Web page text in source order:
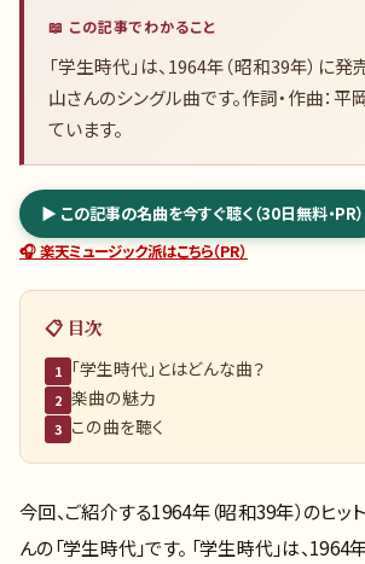
📖 この記事でわかること
「学生時代」は、1964年（昭和39年）に
山さんのシングル曲です。作詞・作曲：平
ています。
▶ この記事の名曲を今すぐ聴く（30日無料・PR）
🎧 楽天ミュージック派はこちら（PR）
📋 目次
1 「学生時代」とはどんな曲？
2 楽曲の魅力
3 この曲を聴く
今回、ご紹介する1964年（昭和39年）のヒッ
んの「学生時代」です。 「学生時代」は、1964